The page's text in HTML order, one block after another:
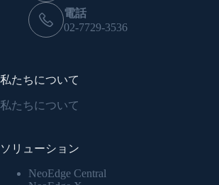
電話
02-7729-3536
私たちについて
私たちについて
ソリューション
NeoEdge Central